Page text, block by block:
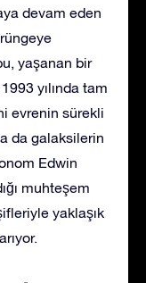
devam eden
yaşanan bir
yılında tam
evrenin sürekli
da galaksilerin
Edwin
muhteşem
yaklaşık